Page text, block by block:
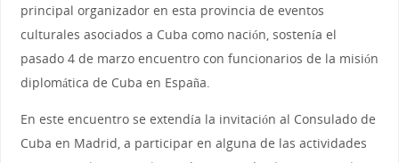
principal organizador en esta provincia de eventos
culturales asociados a Cuba como nación, sostenía el
pasado 4 de marzo encuentro con funcionarios de la misión
diplomática de Cuba en España.
En este encuentro se extendía la invitación al Consulado de
Cuba en Madrid, a participar en alguna de las actividades